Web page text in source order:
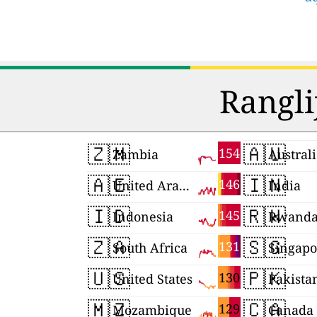
🇿🇲 154
Zambia
🇦🇪 146
United Arab Emirates
🇮🇩 145
Indonesia
🇿🇦 131
South Africa
🇺🇸 130
United States
🇲🇿 129
Mozambique
🇦🇺
🇮🇳India
🇷🇼
🇸🇬
🇵🇰
🇨🇦Canada